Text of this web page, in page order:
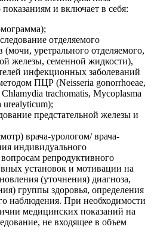
и включает в себя:
отделяемого
уретрального отделяемого,
железы, семенной жидкости),
инфекционных заболеваний
ПЦР (Neisseria gonorrhoeae,
trachomatis, Mycoplasma
urealyticum);
предстательной железы и
врача-урологом/ врача-
индивидуального
репродуктивного
установок и мотивации на
(уточнения) диагноза,
группы здоровья, определения
наблюдения. При необходимости
медицинских показаний на
не входящее в объем